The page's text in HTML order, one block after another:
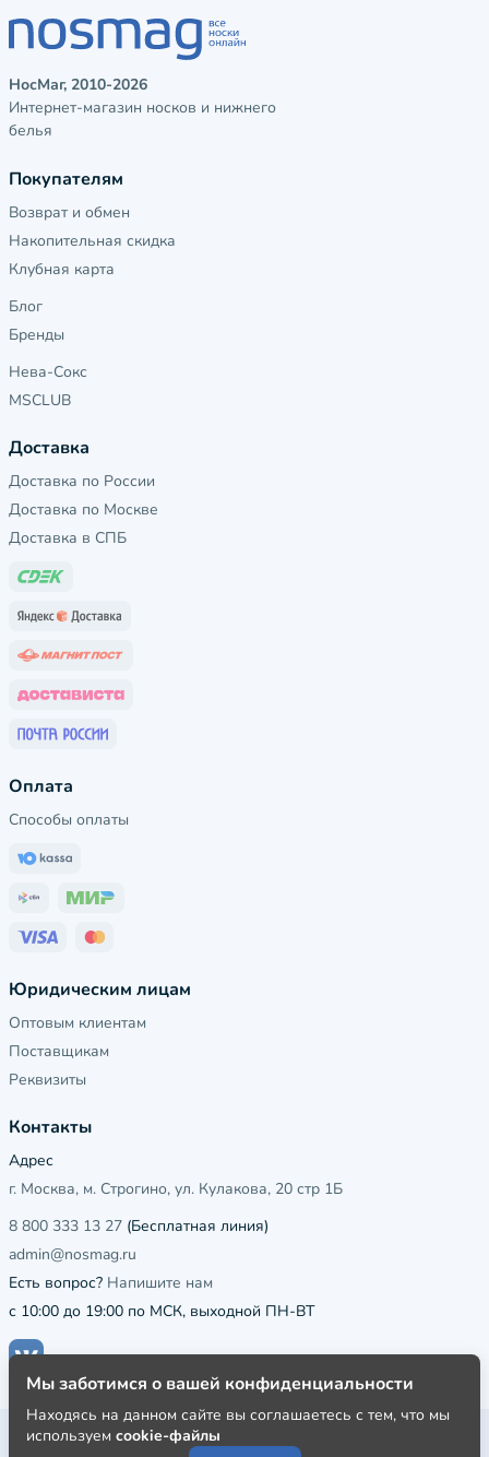
НосМаг, 2010-2026
Интернет-магазин носков и нижнего
белья
Покупателям
Возврат и обмен
Накопительная скидка
Клубная карта
Блог
Бренды
Нева-Сокс
MSCLUB
Доставка
Доставка по России
Доставка по Москве
Доставка в СПБ
Оплата
Способы оплаты
Юридическим лицам
Оптовым клиентам
Поставщикам
Реквизиты
Контакты
Адрес
г. Москва, м. Строгино, ул. Кулакова, 20 стр 1Б
8 800 333 13 27 (Бесплатная линия)
admin@nosmag.ru
Есть вопрос? Напишите нам
с 10:00 до 19:00 по МСК, выходной ПН-ВТ
Публичная оферта
Мы заботимся о вашей конфиденциальности
Находясь на данном сайте вы соглашаетесь с тем, что мы
используем cookie-файлы